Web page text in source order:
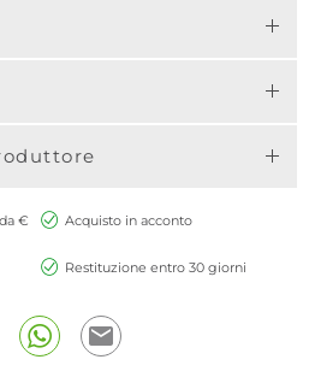
€
Acquisto in acconto
Restituzione entro 30 giorni